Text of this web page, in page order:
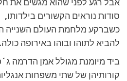
סודות נוראים הקשורים בילדותו,
כשברקע מלחמת העולם השנייה
להביא לתוהו ובוהו באירופה כולה.
ביד מיומנת מגולל אמן הדרמה
קורותיהן של שתי משפחות